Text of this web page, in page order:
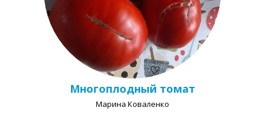
Многоплодный томат
Марина Коваленко